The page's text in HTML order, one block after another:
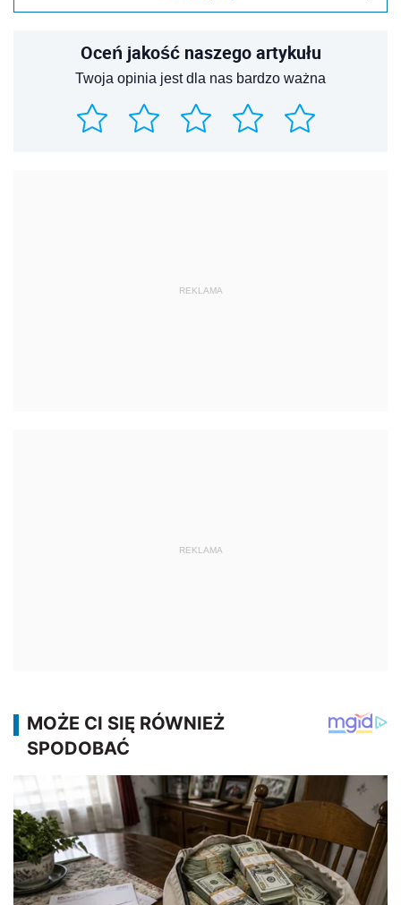
Oceń jakość naszego artykułu
Twoja opinia jest dla nas bardzo ważna
REKLAMA
REKLAMA